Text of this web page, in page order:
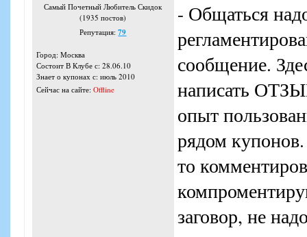
Самый Почетный Любитель Скидок
(1935 постов)
Репутация:79
Город: Москва
Состоит В Клубе с: 28.06.10
Знает о купонах с: июль 2010
Сейчас на сайте: Offline
- Общаться
сообщение.
написать
опыт
рядом
то
заговор, не